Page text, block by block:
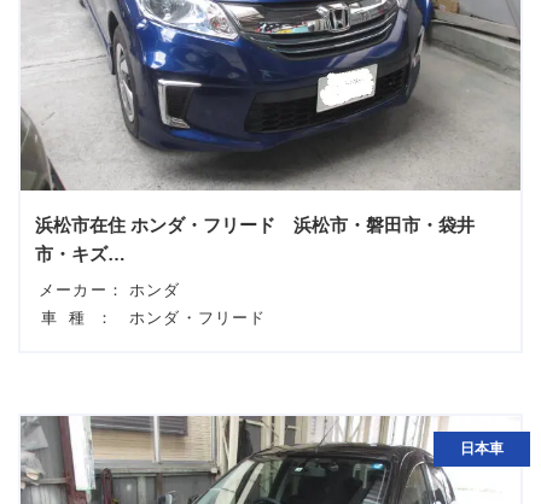
浜松市在住 ホンダ・フリード 浜松市・磐田市・袋井
市・キズ…
メーカー：
ホンダ
車種：
ホンダ・フリード
日本車